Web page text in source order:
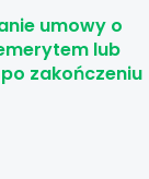
umowy o
lub
zakończeniu